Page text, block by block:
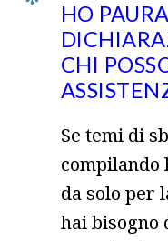
HO
CHI
Se temi di
da solo per
hai bisogno